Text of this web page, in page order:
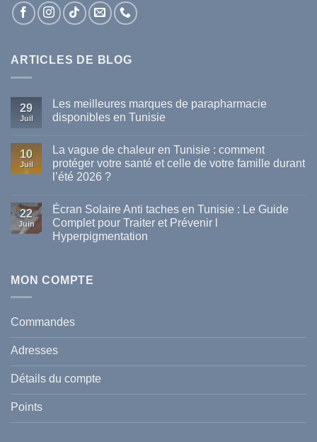
ARTICLES DE BLOG
29
Juil
Les meilleures marques de parapharmacie
disponibles en Tunisie
sur
meilleures
marques
disponibles
en
Tunisie
10
Juil
La vague de chaleur en Tunisie : comment
protéger votre santé et celle de votre famille durant
l’été 2026 ?
sur
La
vague
de
comment
et
celle
de
votre
famille
durant
l’été
2026
?
22
Juin
Écran Solaire Anti taches en Tunisie : Le Guide
Complet pour Traiter et Prévenir l
Hyperpigmentation
Écran
Solaire
Tunisie
Guide
Traiter
Prévenir
MON COMPTE
Commandes
Adresses
Détails du compte
Points